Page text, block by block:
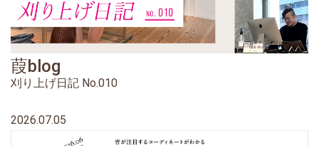
葭blog
刈り上げ日記 No.010
2026.07.05